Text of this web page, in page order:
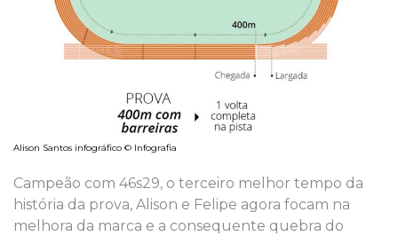
Alison Santos infográfico © Infografia
Campeão com 46s29, o terceiro melhor tempo da
história da prova, Alison e Felipe agora focam na
melhora da marca e a consequente quebra do